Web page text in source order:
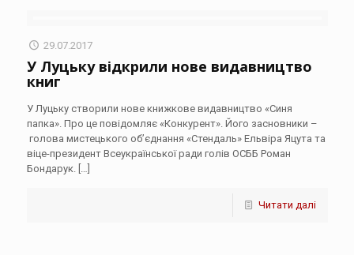
29.07.2017
У Луцьку відкрили нове видавництво
книг
У Луцьку створили нове книжкове видавництво «Синя
папка». Про це повідомляє «Конкурент». Його засновники –
голова мистецького об’єднання «Стендаль» Ельвіра Яцута та
віце-президент Всеукраїнської ради голів ОСББ Роман
Бондарук.[…]
Читати далі